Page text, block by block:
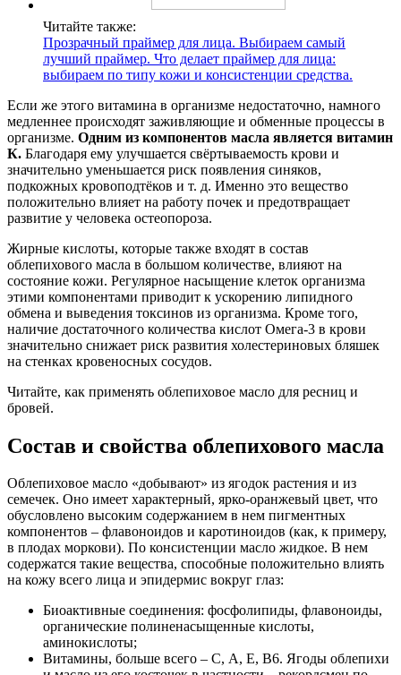
Читайте также:
Прозрачный праймер для лица. Выбираем самый
лучший праймер. Что делает праймер для лица:
выбираем по типу кожи и консистенции средства.
Если же этого витамина в организме недостаточно, намного
медленнее происходят заживляющие и обменные процессы в
организме. Одним из компонентов масла является витамин
К. Благодаря ему улучшается свёртываемость крови и
значительно уменьшается риск появления синяков,
подкожных кровоподтёков и т. д. Именно это вещество
положительно влияет на работу почек и предотвращает
развитие у человека остеопороза.
Жирные кислоты, которые также входят в состав
облепихового масла в большом количестве, влияют на
состояние кожи. Регулярное насыщение клеток организма
этими компонентами приводит к ускорению липидного
обмена и выведения токсинов из организма. Кроме того,
наличие достаточного количества кислот Омега-3 в крови
значительно снижает риск развития холестериновых бляшек
на стенках кровеносных сосудов.
Читайте, как применять облепиховое масло для ресниц и
бровей.
Состав и свойства облепихового масла
Облепиховое масло «добывают» из ягодок растения и из
семечек. Оно имеет характерный, ярко-оранжевый цвет, что
обусловлено высоким содержанием в нем пигментных
компонентов – флавоноидов и каротиноидов (как, к примеру,
в плодах моркови). По консистенции масло жидкое. В нем
содержатся такие вещества, способные положительно влиять
на кожу всего лица и эпидермис вокруг глаз:
Биоактивные соединения: фосфолипиды, флавоноиды,
органические полиненасыщенные кислоты,
аминокислоты;
Витамины, больше всего – С, А, Е, В6. Ягоды облепихи